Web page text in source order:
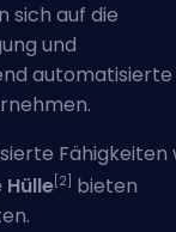
sich auf die
und
automatisierte
Fähigkeiten
Hülle [2]
bieten